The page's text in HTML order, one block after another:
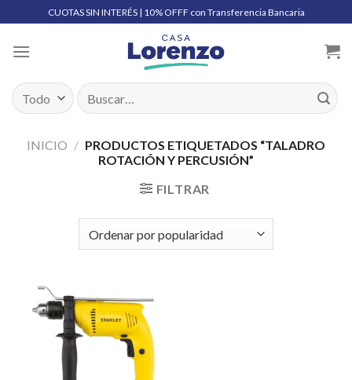
to
content
CUOTAS SIN INTERÉS | 10% OFFF con Transferencia Bancaria
Buscar
por:
INICIO / PRODUCTOS ETIQUETADOS “TALADRO
ROTACIÓN Y PERCUSIÓN”
FILTRAR